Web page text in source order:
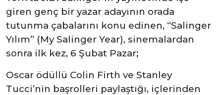
giren genç bir yazar adayının orada
tutunma çabalarını konu edinen, “Salinger
Yılım” (My Salinger Year), sinemalardan
sonra ilk kez, 6 Şubat Pazar;
Oscar ödüllü Colin Firth ve Stanley
Tucci’nin başrolleri paylaştığı, içlerinden